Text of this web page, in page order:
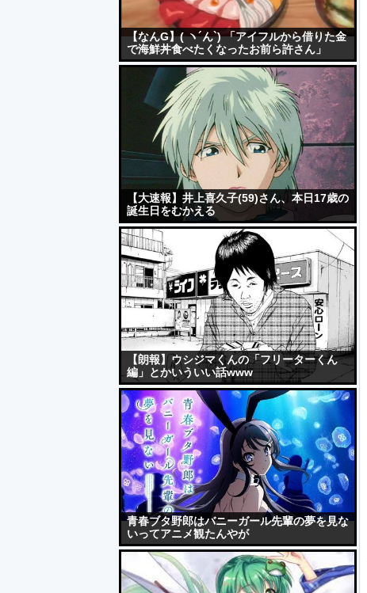
【なんG】( ヽ´ん`) 「アイフルから借りた金
で海鮮丼食べたくなったお前ら許さん」
【大速報】井上喜久子(59)さん、本日17歳の
誕生日をむかえる
【朗報】ウシジマくんの「フリーターくん
編」とかいういい話www
青春ブタ野郎はバニーガール先輩の夢を見な
いってアニメ観たんやが